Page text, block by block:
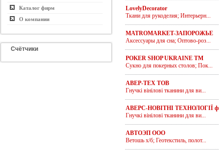
Каталог фирм
О компании
Счётчики
LovelyDecorator
Ткани для рукоделия; Интерьерн...
MATROMARKET-ЗАПОРОЖЬЕ
Аксессуары для сна; Оптово-роз...
POKER SHOP UKRAINE ТМ
Сукно для покерных столов; Пок...
АВЕР-ТЕХ ТОВ
Гнучкі вінілові тканини для ви...
АВЕРС-НОВІТНІ ТЕХНОЛОГІЇ
Гнучкі вінілові тканини для ви...
АВТОЭП ООО
Ветошь х/б; Геотекстиль, полот...